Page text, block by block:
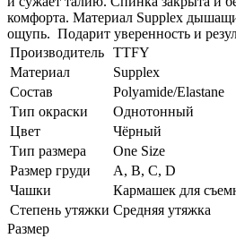
комфорта. Материал Supplex
ощупь. Подарит уверенность и
Производитель TTFY
Материал
Supplex
Состав
Polyamide/Elastane
Тип окраски
Однотонный
Цвет
Чёрный
Тип размера
One Size
Размер груди
A, B, C, D
Чашки
Кармашек для
Степень утяжки Средняя утяжка
Размер